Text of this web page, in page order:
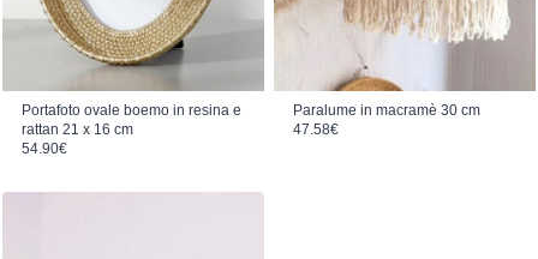
Portafoto ovale boemo in resina e
rattan 21 x 16 cm
54.90€
Paralume in macramè 30 cm
47.58€